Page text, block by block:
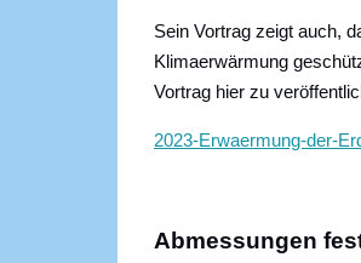
Sein Vortrag zeigt auch,
Klimaerwärmung
Vortrag hier zu
2023-Erwaermung-der-
Abmessungen